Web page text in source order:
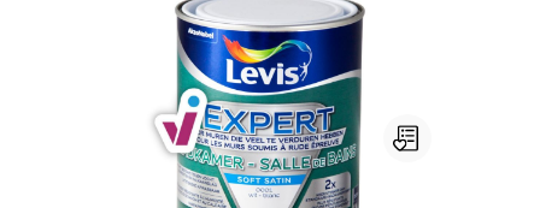
Levis Expert Salle De Bains